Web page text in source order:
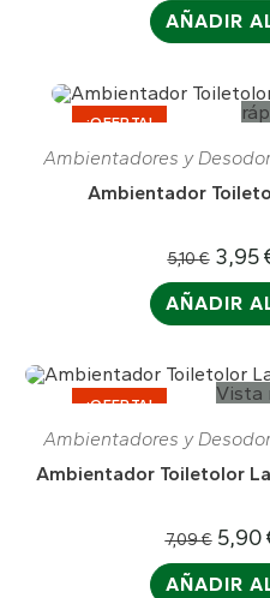
AÑADIR
¡OFERTA!
Ambientadores y
Ambientador
5,10€ 3,95
AÑADIR
¡OFERTA!
Vista
Ambientadores y
Ambientador Toiletolor
7,09€ 5,90
AÑADIR